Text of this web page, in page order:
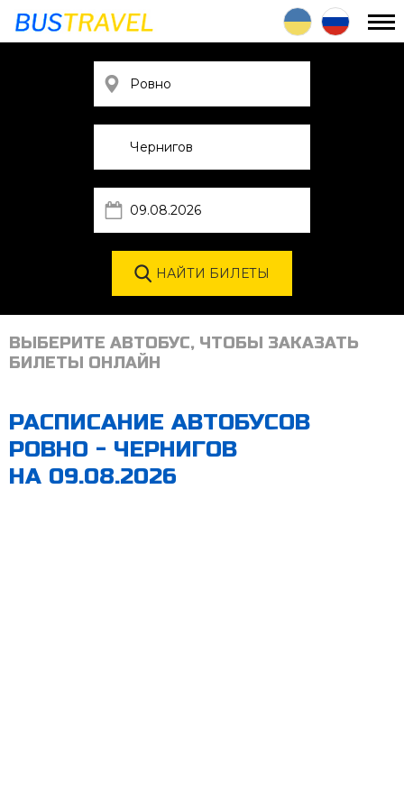
ВЫБЕРИТЕ АВТОБУС, ЧТОБЫ ЗАКАЗАТЬ
БИЛЕТЫ ОНЛАЙН
РАСПИСАНИЕ АВТОБУСОВ
РОВНО - ЧЕРНИГОВ
НА 09.08.2026